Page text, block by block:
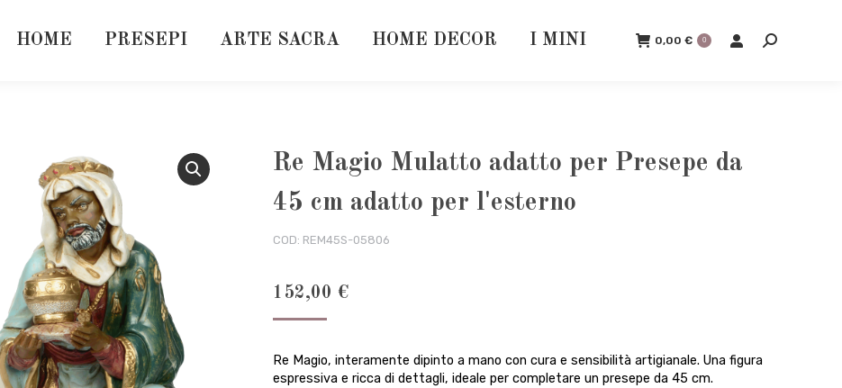
HOME PRESEPI ARTE SACRA HOME DECOR I MINI 0,00 € 0 Cerca:
Re Magio Mulatto adatto per Presepe da
45 cm adatto per l'esterno
COD: REM45S-05806
152,00 €
Re Magio, interamente dipinto a mano con cura e sensibilità artigianale. Una figura
espressiva e ricca di dettagli, ideale per completare un presepe da 45 cm.